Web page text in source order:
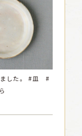
した。
#皿 #